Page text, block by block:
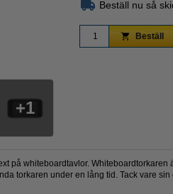
1
Beställ nu så
Beställ
på whiteboardtavlor.
torkaren under en lång tid. Tack vare